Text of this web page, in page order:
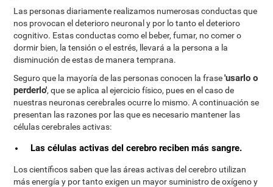
Las personas diariamente realizamos numerosas conductas que
nos provocan el deterioro neuronal y por lo tanto el deterioro
cognitivo. Estas conductas como el beber, fumar, no comer o
dormir bien, la tensión o el estrés, llevará a la persona a la
disminución de estas de manera temprana.
Seguro que la mayoría de las personas conocen la frase'usarlo o
perderlo', que se aplica al ejercicio físico, pues en el caso de
nuestras neuronas cerebrales ocurre lo mismo. A continuación se
presentan las razones por las que es necesario mantener las
células cerebrales activas:
Las células activas del cerebro reciben más sangre.
Los científicos saben que las áreas activas del cerebro utilizan
más energía y por tanto exigen un mayor suministro de oxígeno y